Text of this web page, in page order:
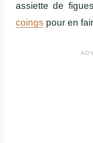
assiette de
coings pour en